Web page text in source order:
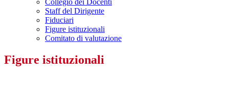
Collegio dei Docenti
Staff del Dirigente
Fiduciari
Figure istituzionali
Comitato di valutazione
Figure istituzionali